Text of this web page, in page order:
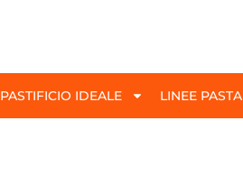
PASTIFICIO IDEALE LINEE PASTA